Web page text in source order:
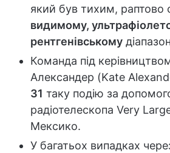
який був тихим, раптово
видимому,
рентгенівському
Команда під
Александер (Kate
31 таку подію за
радіотелескопа Very
Мексико.
У багатьох випадках